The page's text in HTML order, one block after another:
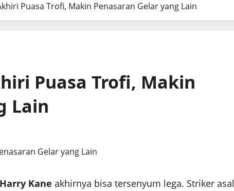
Puasa Trofi, Makin Penasaran Gelar yang Lain
Puasa Trofi, Makin
Lain
Harry Kane akhirnya bisa tersenyum lega. Striker asal